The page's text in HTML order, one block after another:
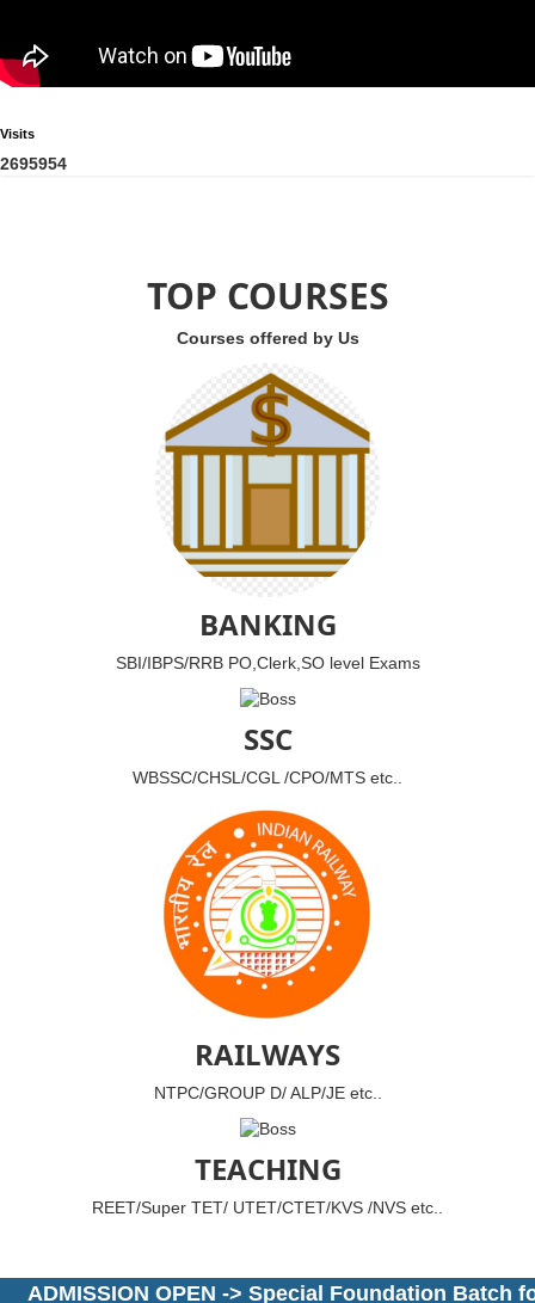
Visits
2695954
ADMISSION OPEN -> Special Foundation Batch
TOP COURSES
Courses offered by Us
BANKING
SBI/IBPS/RRB PO,Clerk,SO level Exams
SSC
WBSSC/CHSL/CGL /CPO/MTS etc..
RAILWAYS
NTPC/GROUP D/ ALP/JE etc..
TEACHING
REET/Super TET/ UTET/CTET/KVS /NVS etc..